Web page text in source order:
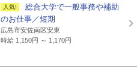
総合大学で一般事務や補助
のお仕事／短期
広島市安佐南区安東
時給 1,150円 ～ 1,170円